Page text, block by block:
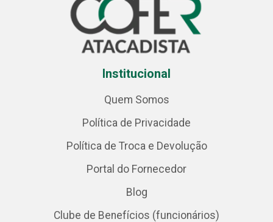
Institucional
Quem Somos
Política de Privacidade
Política de Troca e Devolução
Portal do Fornecedor
Blog
Clube de Benefícios (funcionários)